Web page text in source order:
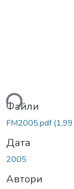
Файли
FM2005.pdf
Дата
2005
Автори